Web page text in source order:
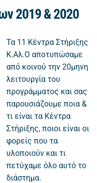
2019 & 2020
Τα 11 Κέντρα Στήριξης
Κ.Αλ.Ο αποτυπώσαμε
από κοινού την 20μηνη
λειτουργία του
προγράμματος και σας
παρουσιάζουμε ποια &
τι είναι τα Κέντρα
Στήριξης, ποιοι είναι οι
φορείς που τα
υλοποιούν και τι
πετύχαμε όλο αυτό το
διάστημα.